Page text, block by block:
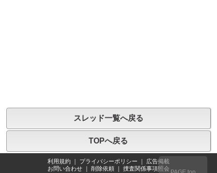
スレッド一覧へ戻る
TOPへ戻る
利用規約 プライバシーポリシー
広告掲載
お問い合わせ
削除依頼 捜査関係事項照会